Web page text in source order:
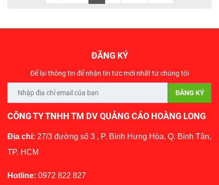
ĐĂNG KÝ
Để lại thông tin để nhận tin tức mới nhất từ chúng tôi
CÔNG TY TNHH TM DV QUẢNG CÁO HOÀNG LONG
Địa chỉ: 27/3 đường số 3 , P. Bình Hưng Hòa, Q. Bình Tân,
TP. HCM
Hotline: 0972 822 827